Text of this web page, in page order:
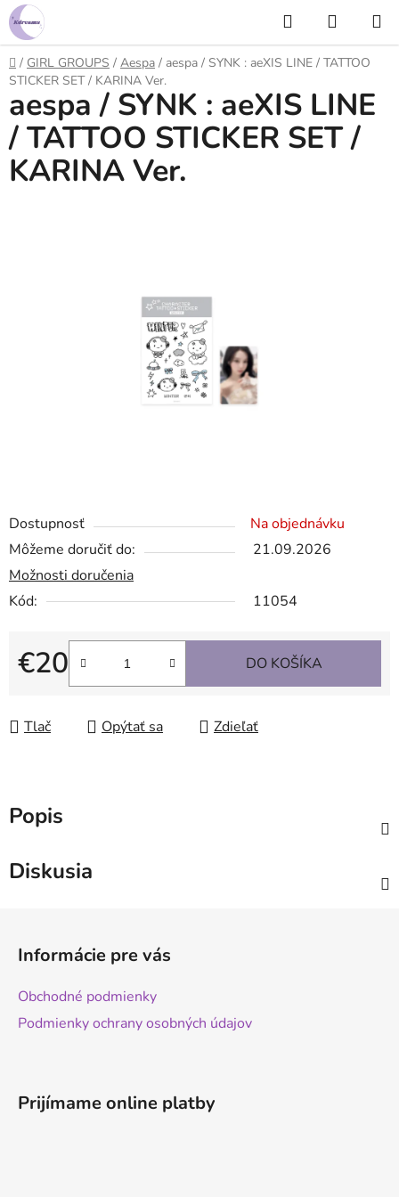
Prejsť
na
obsah
Hľadať
KOŠÍK
Domov
/ GIRL GROUPS / Aespa / aespa / SYNK : aeXIS LINE / TATTOO
STICKER SET / KARINA Ver.
Dostupnosť
Na objednávku
Môžeme doručiť do:
21.09.2026
Možnosti doručenia
Kód:
11054
€20
Jednotková cena:
DO KOŠÍKA
Tlač Opýtať sa Zdieľať
aespa / SYNK : aeXIS LINE
/ TATTOO STICKER SET /
KARINA Ver.
Popis
Diskusia
Informácie pre vás
Obchodné podmienky
Podmienky ochrany osobných údajov
Prijímame online platby